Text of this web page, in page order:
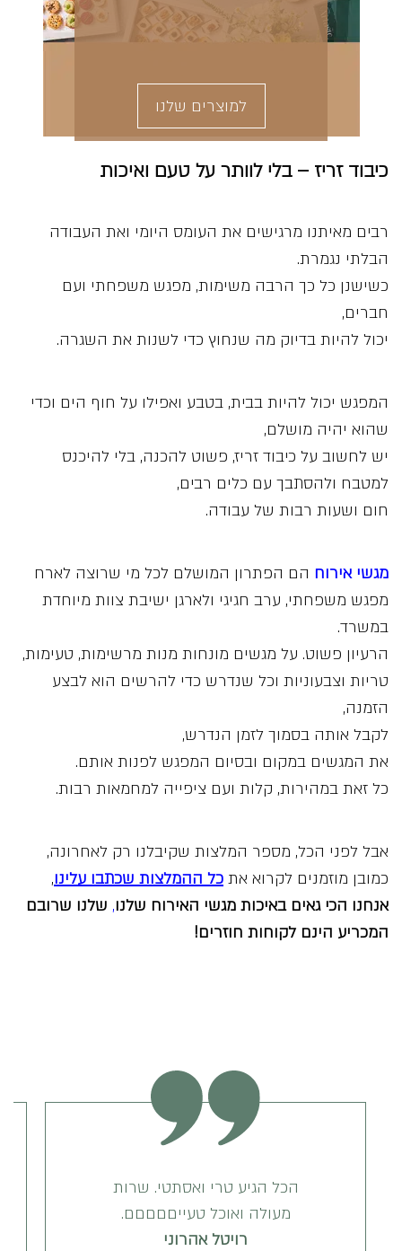
למוצרים שלנו
כיבוד זריז – בלי לוותר על טעם ואיכות
רבים מאיתנו מרגישים את העומס היומי ואת העבודה
הבלתי נגמרת.
כשישנן כל כך הרבה משימות, מפגש משפחתי ועם
חברים,
יכול להיות בדיוק מה שנחוץ כדי לשנות את השגרה.
המפגש יכול להיות בבית, בטבע ואפילו על חוף הים וכדי
שהוא יהיה מושלם,
יש לחשוב על כיבוד זריז, פשוט להכנה, בלי להיכנס
למטבח ולהסתבך עם כלים רבים,
חום ושעות רבות של עבודה.
מגשי אירוח הם הפתרון המושלם לכל מי שרוצה לארח
מפגש משפחתי, ערב חגיגי ולארגן ישיבת צוות מיוחדת
במשרד.
הרעיון פשוט. על מגשים מונחות מנות מרשימות, טעימות,
טריות וצבעוניות וכל שנדרש כדי להרשים הוא לבצע
הזמנה,
לקבל אותה בסמוך לזמן הנדרש,
את המגשים במקום ובסיום המפגש לפנות אותם.
כל זאת במהירות, קלות ועם ציפייה למחמאות רבות.
אבל לפני הכל, מספר המלצות שקיבלנו רק לאחרונה,
כמובן מוזמנים לקרוא את כל ההמלצות שכתבו עלינו,
אנחנו הכי גאים באיכות מגשי האירוח שלנו, שלנו שרובם
המכריע הינם לקוחות חוזרים!
הכל הגיע טרי ואסתטי. שרות
מעולה ואוכל טעייםםםםם.
רויטל אהרוני